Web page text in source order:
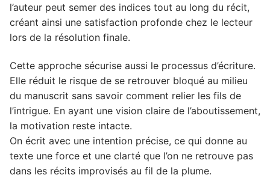
l’auteur peut semer des indices tout au long du récit,
créant ainsi une satisfaction profonde chez le lecteur
lors de la résolution finale.
Cette approche sécurise aussi le processus d’écriture.
Elle réduit le risque de se retrouver bloqué au milieu
du manuscrit sans savoir comment relier les fils de
l’intrigue. En ayant une vision claire de l’aboutissement,
la motivation reste intacte.
On écrit avec une intention précise, ce qui donne au
texte une force et une clarté que l’on ne retrouve pas
dans les récits improvisés au fil de la plume.